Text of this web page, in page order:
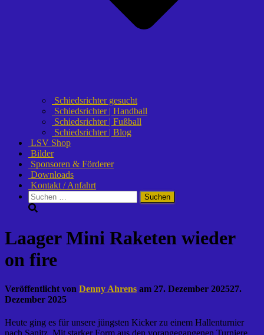
Schiedsrichter gesucht
Schiedsrichter | Handball
Schiedsrichter | Fußball
Schiedsrichter | Blog
LSV Shop
Bilder
Sponsoren & Förderer
Downloads
Kontakt / Anfahrt
Suchen
nach:
Laager Mini Raketen wieder
on fire
Veröffentlicht von Denny Ahrens am 27. Dezember 202527.
Dezember 2025
Heute ging es für unsere jüngsten Kicker zu einem Hallenturnier